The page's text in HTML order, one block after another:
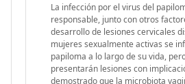
La infección por el virus del
responsable, junto con otros
desarrollo de lesiones cervicales
mujeres sexualmente activas se
papiloma a lo largo de su vida,
presentarán lesiones con
demostrado que la microbiota